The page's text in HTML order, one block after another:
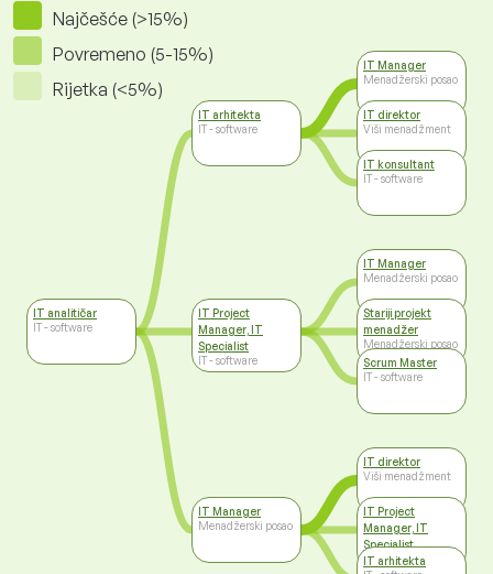
Najčešće (>15%)
Povremeno (5-15%)
Rijetka (<5%)
IT analitičar
IT - software
IT arhitekta
IT - software
IT Project
Manager, IT
Specialist
IT - software
IT Manager
Menadžerski posao
IT Manager
Menadžerski posao
IT direktor
Viši menadžment
IT konsultant
IT - software
IT Manager
Menadžerski posao
Stariji projekt
menadžer
Menadžerski posao
Scrum Master
IT - software
IT direktor
Viši menadžment
IT Project
Manager, IT
Specialist
IT - software
IT arhitekta